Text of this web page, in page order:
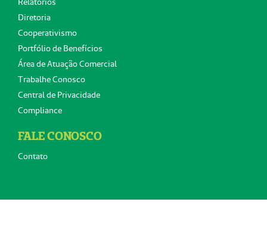
Diretoria
Cooperativismo
Portfólio de Benefícios
Área de Atuação Comercial
Trabalhe Conosco
Central de Privacidade
Compliance
FALE CONOSCO
Contato